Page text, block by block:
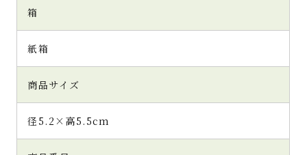
箱
紙箱
商品サイズ
径5.2×高5.5cm